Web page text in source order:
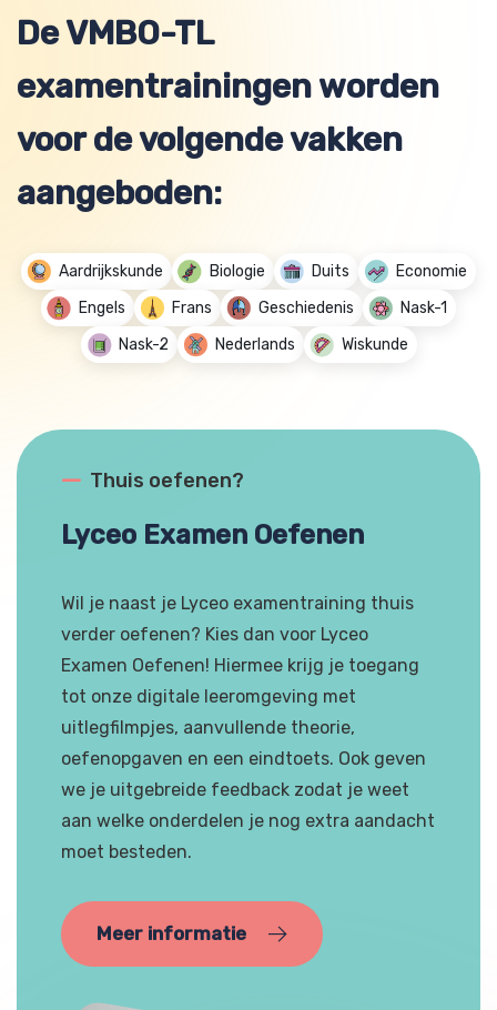
De VMBO-TL
examentrainingen worden
voor de volgende vakken
aangeboden:
Aardrijkskunde Biologie Duits
Economie
Engels
Frans Geschiedenis
Nask-1
Nask-2
Nederlands Wiskunde
--- Thuis oefenen?
Lyceo Examen Oefenen
Wil je naast je Lyceo examentraining thuis
verder oefenen? Kies dan voor Lyceo
Examen Oefenen! Hiermee krijg je toegang
tot onze digitale leeromgeving met
uitlegfilmpjes, aanvullende theorie,
oefenopgaven en een eindtoets. Ook geven
we je uitgebreide feedback zodat je weet
aan welke onderdelen je nog extra aandacht
moet besteden.
Meer informatie